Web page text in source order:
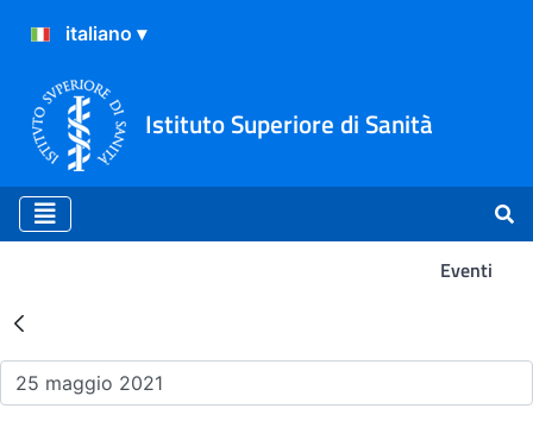
Istituto Superiore di Sanità
Eventi
Risultati della Ricerca -